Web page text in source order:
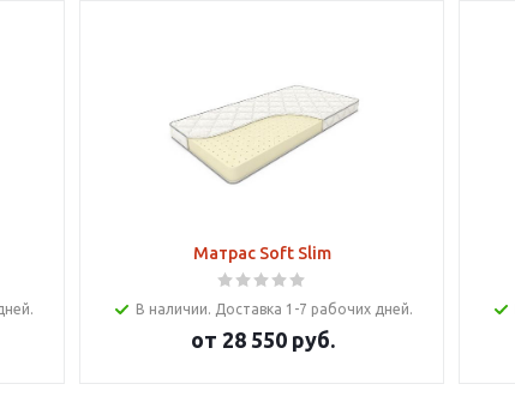
Матрас Soft Slim
В наличии. Доставка 1-7 рабочих дней.
от 28 550 руб.